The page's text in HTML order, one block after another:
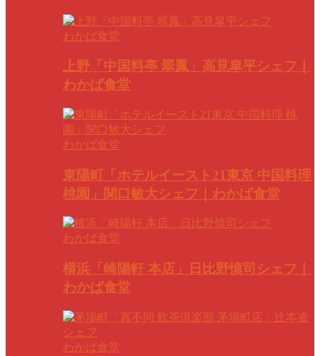
わかば食堂
上野「中国料亭 翠鳳」高見皐平シェフ｜
わかば食堂
わかば食堂
東陽町「ホテルイースト21東京 中国料理
桃園」関口敏大シェフ｜わかば食堂
わかば食堂
横浜「崎陽軒 本店」日比野慎司シェフ｜
わかば食堂
わかば食堂